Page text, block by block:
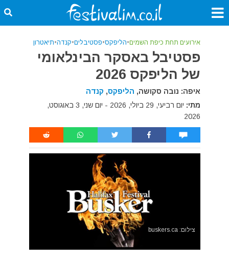
אירועים תחת כיפת השמים•הליפקס•פסטיבלים•קנדה•תיאטרון
פסטיבל באסקר הבינלאומי
של הליפקס 2026
איפה: נובה סקושה, הליפקס, קנדה
מתי:
יום רביעי, 29 ביולי, 2026 - יום שני, 3 באוגוסט,
2026
צילום: buskers.ca